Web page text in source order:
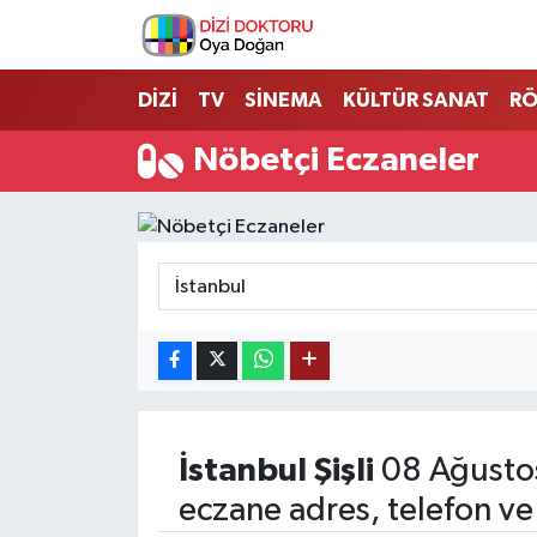
DİZİ TV SİNEMA KÜLTÜR SANAT
Nöbetçi Eczaneler
İstanbul Şişli 08
eczane adres, telefon ve
İstanbul Nöbetçi Eczaneler
İstanbul Hava Durumu
İstanbul Namaz Vakitleri
İstanbul Trafik Yoğunluk Haritası
Son Dakika Haberleri
Haber Arşivi